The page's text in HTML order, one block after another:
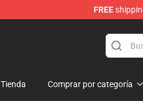
FREE
Tienda Comprar por categoría